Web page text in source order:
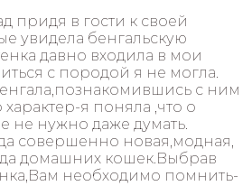
придя в гости к своей
увидела бенгальскую
давно входила в мои
с породой я не могла.
с ним
я поняла ,что о
не нужно даже думать.
совершенно новая,модная,
домашних кошек.Выбрав
необходимо помнить-